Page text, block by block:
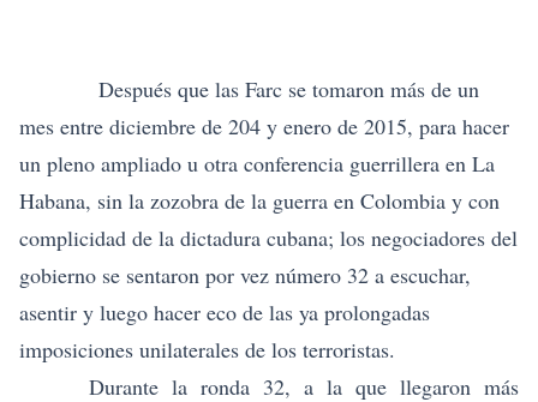
Después que las Farc se tomaron más de un
mes entre diciembre de 204 y enero de 2015, para hacer
un pleno ampliado u otra conferencia guerrillera en La
Habana, sin la zozobra de la guerra en Colombia y con
complicidad de la dictadura cubana; los negociadores del
gobierno se sentaron por vez número 32 a escuchar,
asentir y luego hacer eco de las ya prolongadas
imposiciones unilaterales de los terroristas.
Durante la ronda 32, a la que llegaron más